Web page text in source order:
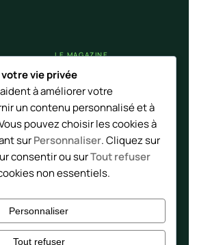
LE MAGAZINE
Nos articles
Flux RSS
vie privée
à améliorer votre
un contenu personnalisé et à
pouvez choisir les cookies à
surPersonnaliser. Cliquez sur
consentir ou surTout refuser
non essentiels.
Personnaliser
Tout refuser